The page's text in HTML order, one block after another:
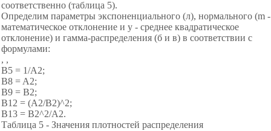
соответственно (таблица 5).
Определим параметры экспоненциального (л), нормального (m -
математическое отклонение и у - среднее квадратическое
отклонение) и гамма-распределения (б и в) в соответствии с
формулами:
, ,
B5 = 1/A2;
B8 = A2;
B9 = B2;
B12 = (A2/B2)^2;
B13 = B2^2/A2.
Таблица 5 - Значения плотностей распределения